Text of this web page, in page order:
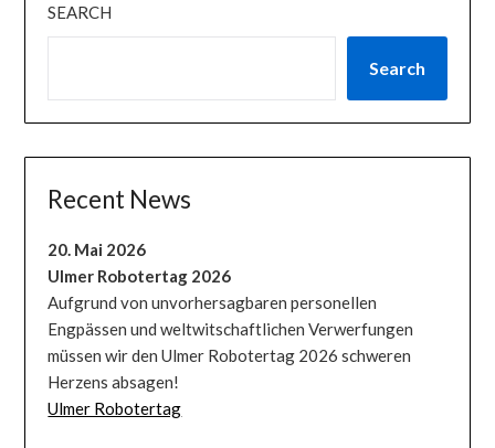
SEARCH
Search
Recent News
20. Mai 2026
Ulmer Robotertag 2026
Aufgrund von unvorhersagbaren personellen
Engpässen und weltwitschaftlichen Verwerfungen
müssen wir den Ulmer Robotertag 2026 schweren
Herzens absagen!
Ulmer Robotertag